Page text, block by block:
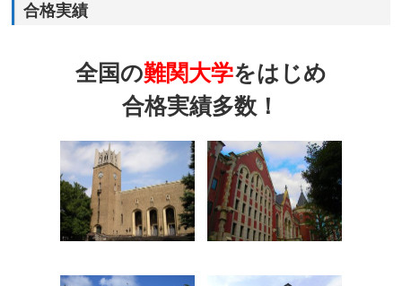
合格実績
全国の難関大学をはじめ
合格実績多数！